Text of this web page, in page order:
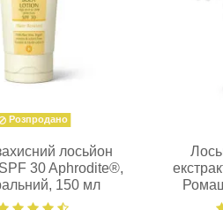
Розпродано
лосьйон
30 Aphrodite®,
150 мл